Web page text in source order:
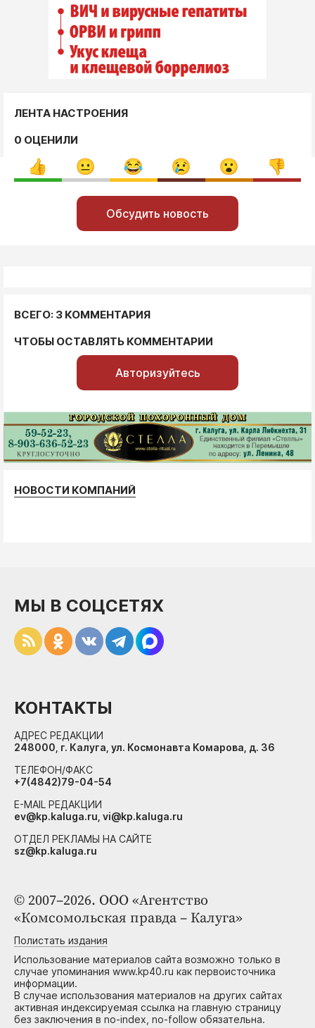
ЛЕНТА НАСТРОЕНИЯ
0 ОЦЕНИЛИ
Обсудить новость
ВСЕГО: 3 КОММЕНТАРИЯ
ЧТОБЫ ОСТАВЛЯТЬ КОММЕНТАРИИ
Авторизуйтесь
НОВОСТИ КОМПАНИЙ
© 2007–2026. ООО «Агентство
«Комсомольская правда – Калуга»
Полистать издания
Использование материалов сайта возможно только в
случае упоминания www.kp40.ru как первоисточника
информации.
В случае использования материалов на других сайтах
активная индексируемая ссылка на главную страницу
без заключения в no-index, no-follow обязательна.
МЫ В СОЦСЕТЯХ
КОНТАКТЫ
АДРЕС РЕДАКЦИИ
248000, г. Калуга, ул. Космонавта Комарова, д. 36
ТЕЛЕФОН/ФАКС
+7(4842)79-04-54
E-MAIL РЕДАКЦИИ
ev@kp.kaluga.ru, vi@kp.kaluga.ru
ОТДЕЛ РЕКЛАМЫ НА САЙТЕ
sz@kp.kaluga.ru